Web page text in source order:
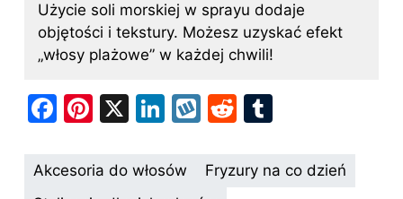
Użycie soli morskiej w sprayu dodaje
objętości i tekstury. Możesz uzyskać efekt
„włosy plażowe” w każdej chwili!
F
c
Pi
er
X
Li
k
W
k
R
d m
Akcesoria do włosów
Fryzury na co dzień